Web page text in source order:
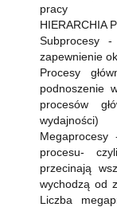
pracy
HIERARCHIA
Subprocesy
zapewnienie
Procesy
podnoszenie
procesów
wydajności)
procesu-
przecinają
wychodzą od
Liczba